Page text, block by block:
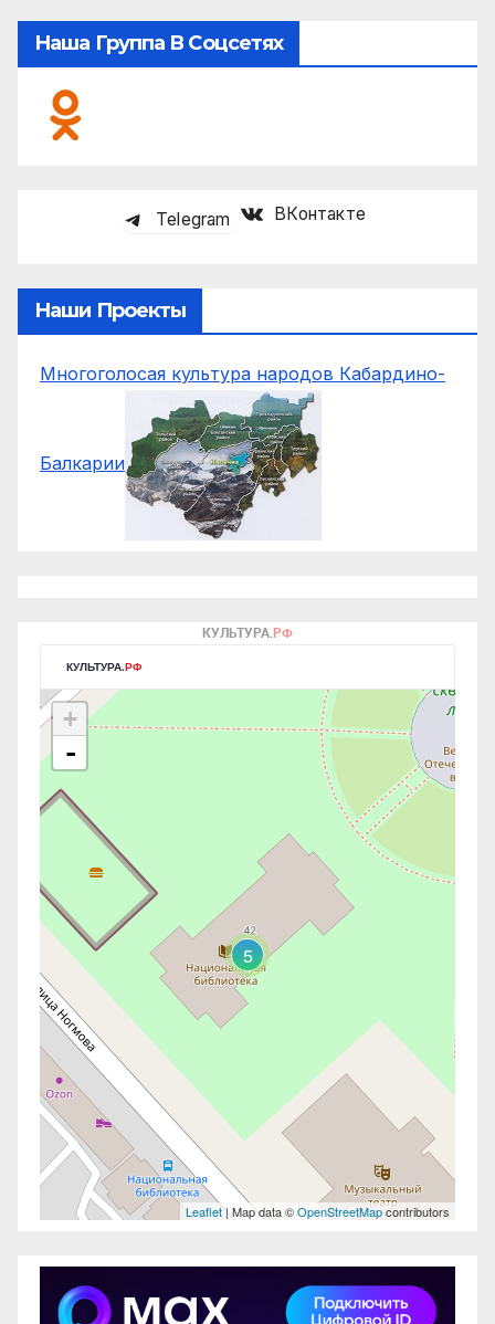
Наша Группа В Соцсетях
Telegram ВКонтакте
Наши Проекты
Многоголосая культура народов Кабардино-
Балкарии